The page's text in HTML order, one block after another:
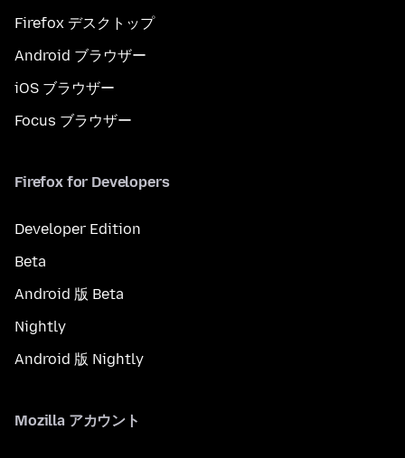
Firefox デスクトップ
Android ブラウザー
iOS ブラウザー
Focus ブラウザー
Firefox for Developers
Developer Edition
Beta
Android 版 Beta
Nightly
Android 版 Nightly
Mozilla アカウント